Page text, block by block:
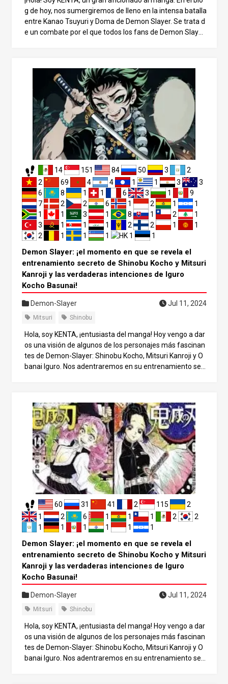
g de hoy, nos sumergiremos de lleno en la intensa batalla
entre Kanao Tsuyuri y Doma de Demon Slayer. Se trata d
e un combate por el que todos los fans de Demon Slayer
os esta legendaria batalla, descubrirás secretos sobre la
s capas más profundas de la historia. Disfrutemos juntos
de esta emocionante exploración. ¿Quién es Kanao Tsuy
uri? Su bondad y su trágico pasado Empecemos habland
o de Kanao Tsuyuri. Era la hermana mayor de Shinobu Ko
cho y la Hashira Flor del Cuerpo de Cazadores de Demoni
os. Sin embargo, su papel en la historia se muestra princi
palmente a través de flashbacks, ya que falleció trágica
mente antes de que se desarrollaran los acontecimiento
s principales. Kanao era conocida por su personalidad ap
acible y serena, a juego con su delicada apariencia. Su vi
da distaba mucho de ser tranquila. De niña, ella y su her
mana Shinobu perdieron a sus padres en un ataque dem
oníaco y apenas pudieron escapar de la muerte gracias a
la intervención de Gyomei Himejima, el Hashira de Piedr
a.
14 151 84 50 3
2
2
69 4 4 1 1 3
3
6
8 1 1 6 3 1
9
7
2 2 6 1 2 1
1
1
1 3 1 8 1 2
1
3
1 1 1 2 2 1
1
2
1 1 1 1 1
Demon Slayer: ¡el momento en que se revela el
entrenamiento secreto de Shinobu Kocho y Mitsuri
Kanroji y las verdaderas intenciones de Iguro
Kocho Basunai!
Demon-Slayer Jul 11, 2024
Mitsuri Shinobu
Hola, soy KENTA, ¡entusiasta del manga! Hoy vengo a dar
os una visión de algunos de los personajes más fascinan
tes de Demon-Slayer: Shinobu Kocho, Mitsuri Kanroji y O
banai Iguro. Nos adentraremos en su entrenamiento sec
ntre los pilares del Demon-Slayer hay dos pilares femeni
nos, Mitsuri Kanroji y Shinobu Kocho. Estas dos mujeres ti
enen diferentes puntos fuertes y atractivos que han cau
tivado los corazones y las mentes de los lectores. Sin em
bargo, su relación y la historia de su entrenamiento no se
detallan en el libro. En este artículo, examinaremos en de
talle el entrenamiento secreto de Mitsuri Kanroji y Shinob
u Kocho y las razones de Obanai Iguro para atacar a Shin
obu. 2. la peculiar naturaleza de Mitsuri Kanroji y sus efec
tos En primer lugar, Mitsuri Kanroji tiene una constitución
única. Nació con una densidad de fibras musculares och
o veces superior a la de la gente normal, y esta constituci
az de levantar un pepinillo de 15 kg a la edad de un año y
dos meses después de nacer.
60 31 41 2 115
2
1
2 6 1 1 1 2
2
1
1 1 1 1 1
Demon Slayer: ¡el momento en que se revela el
entrenamiento secreto de Shinobu Kocho y Mitsuri
Kanroji y las verdaderas intenciones de Iguro
Kocho Basunai!
Demon-Slayer Jul 11, 2024
Mitsuri Shinobu
Hola, soy KENTA, ¡entusiasta del manga! Hoy vengo a dar
os una visión de algunos de los personajes más fascinan
tes de Demon-Slayer: Shinobu Kocho, Mitsuri Kanroji y O
banai Iguro. Nos adentraremos en su entrenamiento sec